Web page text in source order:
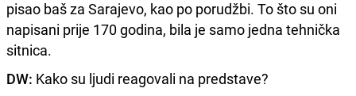
pisao baš za Sarajevo, kao po porudžbi. To što su oni
napisani prije 170 godina, bila je samo jedna tehnička
sitnica.
DW: Kako su ljudi reagovali na predstave?